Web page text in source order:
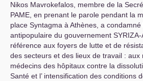
Nikos Mavrokefalos, membre de la
PAME, en prenant le parole pendant la
place Syntagma à Athènes, a
antipopulaire du gouvernement SYRIZA-
référence aux foyers de lutte et de
des secteurs et des lieux de travail : aux
médecins des hôpitaux contre la
Santé et l’ intensification des conditions